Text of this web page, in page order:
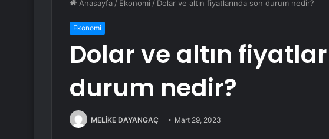
Anasayfa / Ekonomi / Dolar ve altın fiyatlarında son durum nedir?
Ekonomi
Dolar ve altın
durum nedir?
MELİKE DAYANGAÇ Mart 29, 2023